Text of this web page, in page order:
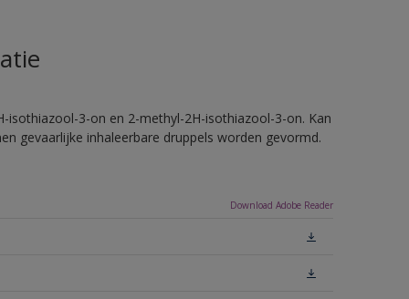
3-on en 2-methyl-2H-isothiazool-3-on. Kan
gevaarlijke inhaleerbare druppels worden gevormd.
Download Adobe Reader